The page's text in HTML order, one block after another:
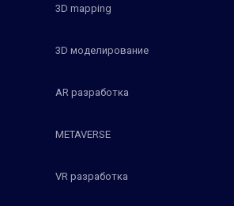
3D mapping
3D моделирование
AR разработка
METAVERSE
VR разработка